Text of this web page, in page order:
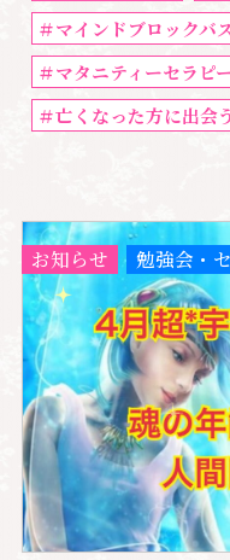
＃マインドブロックバ
＃マタニティーセラピ
＃亡くなった方に出会
お知らせ 勉強会・